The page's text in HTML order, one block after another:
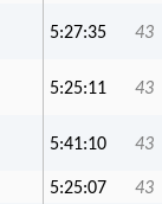
5:27:35 43
5:25:11 43
5:41:10 43
5:25:07 43